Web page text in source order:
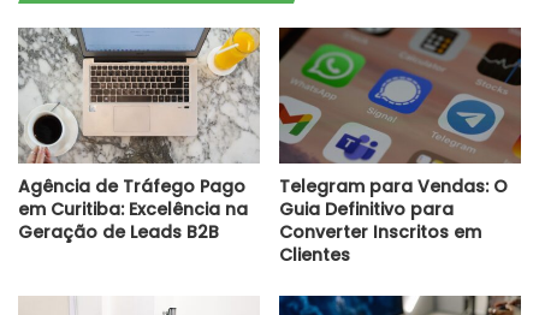
Agência de Tráfego Pago
em Curitiba: Excelência na
Geração de Leads B2B
Telegram para Vendas: O
Guia Definitivo para
Converter Inscritos em
Clientes